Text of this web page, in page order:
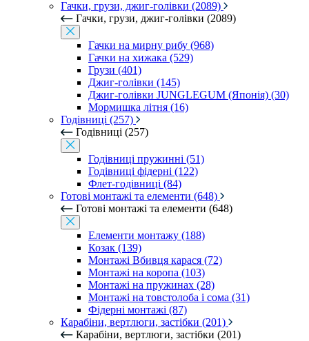
Гачки, грузи, джиг-голівки (2089)
Гачки, грузи, джиг-голівки (2089)
Гачки на мирну рибу (968)
Гачки на хижака (529)
Грузи (401)
Джиг-голівки (145)
Джиг-голівки JUNGLEGUM (Японія) (30)
Мормишка літня (16)
Годівниці (257)
Годівниці (257)
Годівниці пружинні (51)
Годівниці фідерні (122)
Флет-годівниці (84)
Готові монтажі та елементи (648)
Готові монтажі та елементи (648)
Елементи монтажу (188)
Козак (139)
Монтажі Вбивця карася (72)
Монтажі на коропа (103)
Монтажі на пружинах (28)
Монтажі на товстолоба і сома (31)
Фідерні монтажі (87)
Карабіни, вертлюги, застібки (201)
Карабіни, вертлюги, застібки (201)